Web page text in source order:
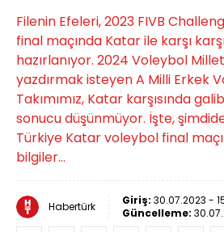
Filenin Efeleri, 2023 FIVB
final maçında Katar ile karşı
hazırlanıyor. 2024 Voleybol
yazdırmak isteyen A Milli Erkek
Takımımız, Katar karşısında
sonucu düşünmüyor. İşte,
Türkiye Katar voleybol final
bilgiler...
Habertürk Giriş: 30.07.2023 -
Güncelleme: